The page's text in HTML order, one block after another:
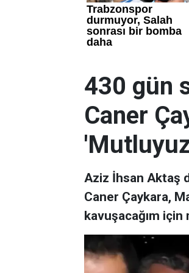
430 gün
Caner
Aziz İhsan Aktaş
Caner Çaykara,
kavuşacağım